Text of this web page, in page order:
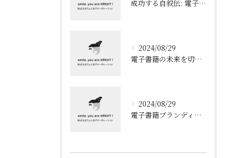
成功する自叙伝: 電子書籍ブランディングの新しい視点
2024/08/29
電子書籍の未来を切り開く！効果的なブランディングとリスト取りの技術
2024/08/29
電子書籍ブランディングの新しいアプローチ: 成功の秘訣とは?